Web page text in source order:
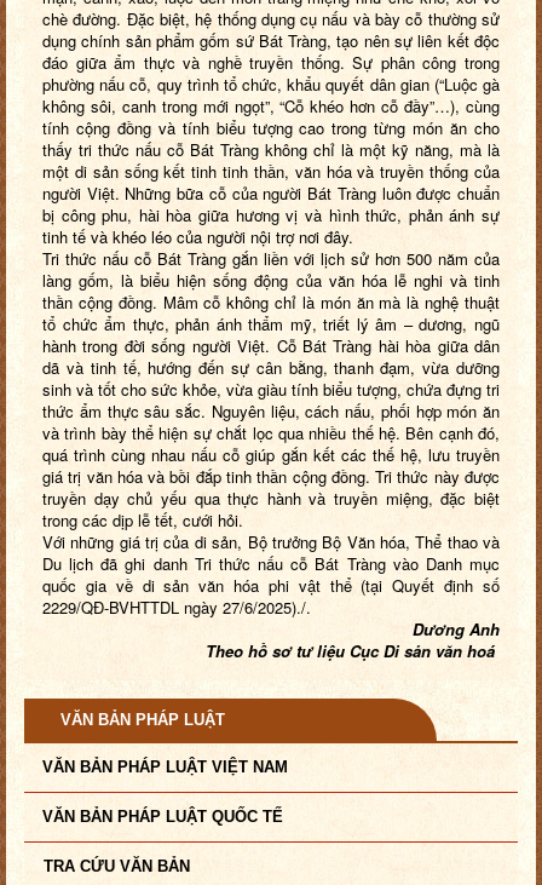
chè đường. Đặc biệt, hệ thống dụng cụ nấu và bày cỗ thường sử
dụng chính sản phẩm gốm sứ Bát Tràng, tạo nên sự liên kết độc
đáo giữa ẩm thực và nghề truyền thống. Sự phân công trong
phường nấu cỗ, quy trình tổ chức, khẩu quyết dân gian (“Luộc gà
không sôi, canh trong mới ngọt”, “Cỗ khéo hơn cỗ đầy”…), cùng
tính cộng đồng và tính biểu tượng cao trong từng món ăn cho
thấy tri thức nấu cỗ Bát Tràng không chỉ là một kỹ năng, mà là
một di sản sống kết tinh tinh thần, văn hóa và truyền thống của
người Việt. Những bữa cỗ của người Bát Tràng luôn được chuẩn
bị công phu, hài hòa giữa hương vị và hình thức, phản ánh sự
tinh tế và khéo léo của người nội trợ nơi đây.
Tri thức nấu cỗ Bát Tràng gắn liền với lịch sử hơn 500 năm của
làng gốm, là biểu hiện sống động của văn hóa lễ nghi và tinh
thần cộng đồng. Mâm cỗ không chỉ là món ăn mà là nghệ thuật
tổ chức ẩm thực, phản ánh thẩm mỹ, triết lý âm – dương, ngũ
hành trong đời sống người Việt. Cỗ Bát Tràng hài hòa giữa dân
dã và tinh tế, hướng đến sự cân bằng, thanh đạm, vừa dưỡng
sinh và tốt cho sức khỏe, vừa giàu tính biểu tượng, chứa đựng tri
thức ẩm thực sâu sắc. Nguyên liệu, cách nấu, phối hợp món ăn
và trình bày thể hiện sự chắt lọc qua nhiều thế hệ. Bên cạnh đó,
quá trình cùng nhau nấu cỗ giúp gắn kết các thế hệ, lưu truyền
giá trị văn hóa và bồi đắp tinh thần cộng đồng. Tri thức này được
truyền dạy chủ yếu qua thực hành và truyền miệng, đặc biệt
trong các dịp lễ tết, cưới hỏi.
Với những giá trị của di sản, Bộ trưởng Bộ Văn hóa, Thể thao và
Du lịch đã ghi danh Tri thức nấu cỗ Bát Tràng vào Danh mục
quốc gia về di sản văn hóa phi vật thể (tại Quyết định số
2229/QĐ-BVHTTDL ngày 27/6/2025)./.
Dương Anh
Theo hồ sơ tư liệu Cục Di sản văn hoá
VĂN BẢN PHÁP LUẬT
VĂN BẢN PHÁP LUẬT VIỆT NAM
VĂN BẢN PHÁP LUẬT QUỐC TẾ
TRA CỨU VĂN BẢN